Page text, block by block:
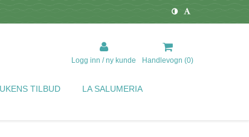
Logg inn / ny kunde Handlevogn (0)
UKENS TILBUD
LA SALUMERIA